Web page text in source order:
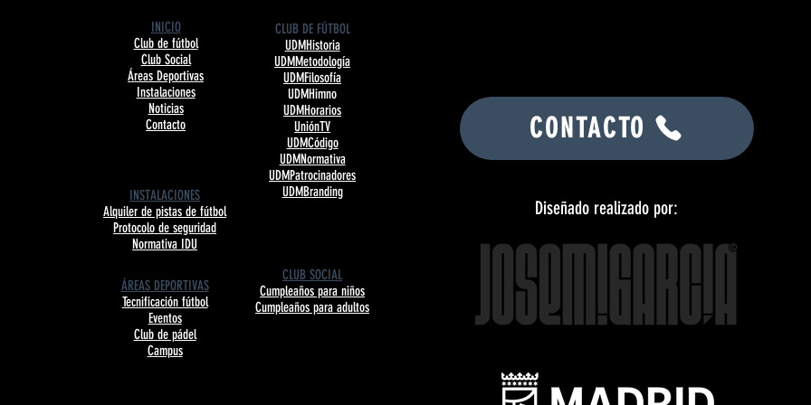
INICIO
Club de fútbol
Club Social
Áreas Deportivas
Instalaciones
Noticias
Contacto
CLUB DE FÚTBOL
UDMHistoria
UDMMetodología
UDMFilosofía
UDMHimno
UDMHorarios
UniónTV
UDMCódigo
UDMNormativa
UDMPatrocinadores
UDMBranding
INSTALACIONES
Alquiler de pistas de fútbol
Protocolo de seguridad
Normativa IDU
ÁREAS DEPORTIVAS
Tecnificación fútbol
Eventos
Club de pádel
Campus
CLUB SOCIAL
Cumpleaños para niños
Cumpleaños para adultos
CONTACTO
Diseñado realizado por: